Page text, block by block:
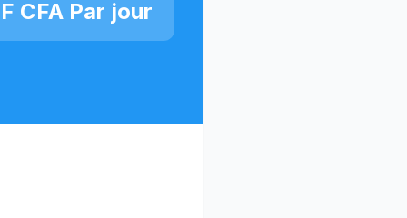
CFA Par jour